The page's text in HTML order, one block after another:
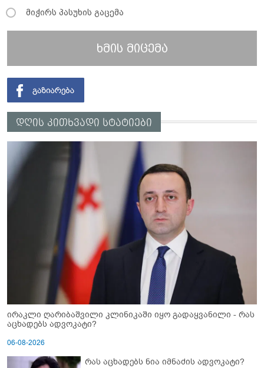
მიჭირს პასუხის გაცემა
ხმის მიცემა
დღის კითხვადი სტატიები
ირაკლი ღარიბაშვილი კლინიკაში იყო გადაყვანილი - რას
აცხადებს ადვოკატი?
06-08-2026
რას აცხადებს ნია იმნაძის ადვოკატი?